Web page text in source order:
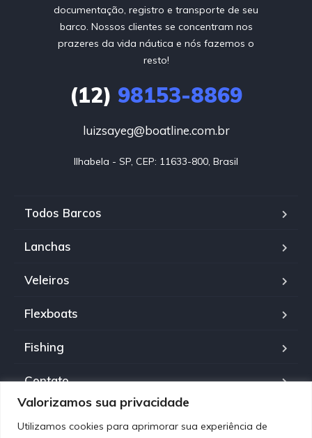
Valorizamos sua privacidade
Utilizamos cookies para aprimorar sua experiência de
documentação, registro e transporte de seu
barco. Nossos clientes se concentram nos
prazeres da vida náutica e nós fazemos o
resto!
(12) 98153-8869
luizsayeg@boatline.com.br
Ilhabela - SP, CEP: 11633-800, Brasil
Todos Barcos
Lanchas
Veleiros
Flexboats
Fishing
Contato
Política de Privacidade